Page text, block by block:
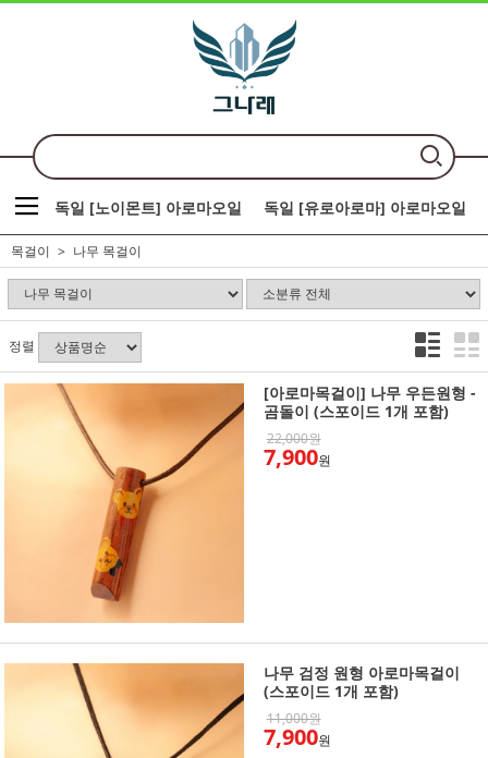
독일 [노이몬트] 아로마오일 독일 [유로아로마] 아로마오일
목걸이 나무 목걸이
정렬
[아로마목걸이] 나무 우든원형 -
곰돌이 (스포이드 1개 포함)
22,000원
7,900원
나무 검정 원형 아로마목걸이
(스포이드 1개 포함)
11,000원
7,900원